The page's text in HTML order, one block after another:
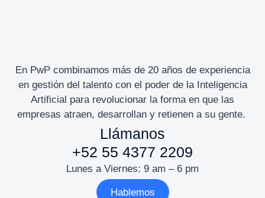
En PwP combinamos más de 20 años de experiencia
en gestión del talento con el poder de la Inteligencia
Artificial para revolucionar la forma en que las
empresas atraen, desarrollan y retienen a su gente.
Llámanos
+52 55 4377 2209
Lunes a Viernes: 9 am – 6 pm
Hablemos